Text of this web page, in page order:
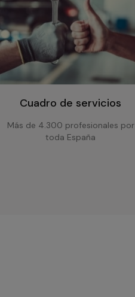
Cuadro de servicios
Más de 4.300 profesionales por
toda España